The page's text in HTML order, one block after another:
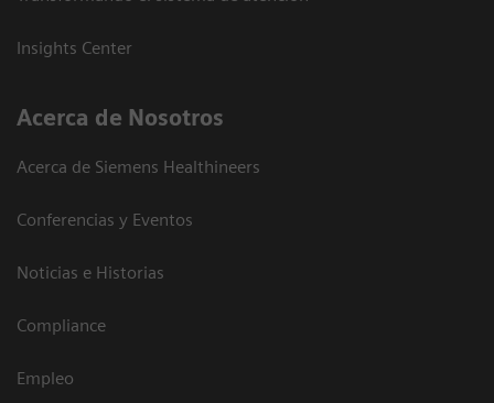
Insights Center
Acerca de Nosotros
Acerca de Siemens Healthineers
Conferencias y Eventos
Noticias e Historias
Compliance
Empleo